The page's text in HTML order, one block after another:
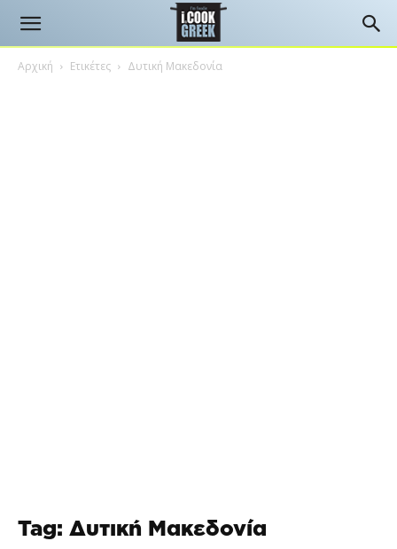
Αρχική Ετικέτες Δυτική Μακεδονία
Tag: Δυτική Μακεδονία